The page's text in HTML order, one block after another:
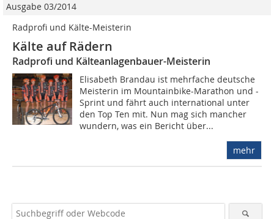
Ausgabe 03/2014
Radprofi und Kälte-Meisterin
Kälte auf Rädern
Radprofi und Kälteanlagenbauer-Meisterin
Elisabeth Brandau ist mehrfache deutsche
Meisterin im Mountainbike-Marathon und -
Sprint und fährt auch international unter
den Top Ten mit. Nun mag sich mancher
wundern, was ein Bericht über...
mehr